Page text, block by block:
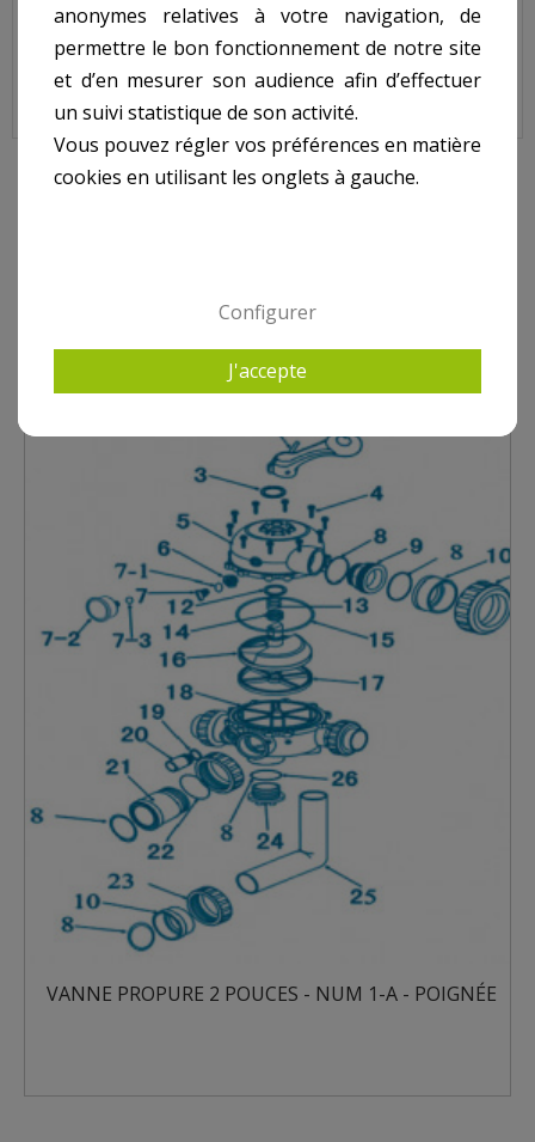
coudée
Code : 8138
10 AUTRES PRODUITS DANS VANNE PROPURE 2
VANNE PROPURE 2 POUCES - NUM 1-A - POIGNÉE
anonymes relatives à votre navigation, de
permettre le bon fonctionnement de notre site
et d’en mesurer son audience afin d’effectuer
un suivi statistique de son activité.
Vous pouvez régler vos préférences en matière
cookies en utilisant les onglets à gauche.
Configurer
J'accepte